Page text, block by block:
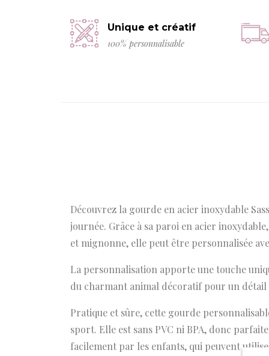
Unique et créatif
100% personnalisable
Découvrez la gourde en acier inoxydable
journée. Grâce à sa paroi en acier
et mignonne, elle peut être personnalisée
La personnalisation apporte une touche
du charmant animal décoratif pour un
Pratique et sûre, cette gourde
sport. Elle est sans PVC ni BPA, donc
facilement par les enfants, qui peuvent